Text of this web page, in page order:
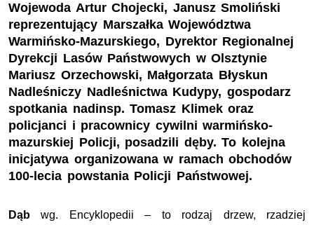
Wojewoda Artur Chojecki, Janusz Smoliński
reprezentujący Marszałka Województwa
Warmińsko-Mazurskiego, Dyrektor Regionalnej
Dyrekcji Lasów Państwowych w Olsztynie
Mariusz Orzechowski, Małgorzata Błyskun
Nadleśniczy Nadleśnictwa Kudypy, gospodarz
spotkania nadinsp. Tomasz Klimek oraz
policjanci i pracownicy cywilni warmińsko-
mazurskiej Policji, posadzili dęby. To kolejna
inicjatywa organizowana w ramach obchodów
100-lecia powstania Policji Państwowej.
Dąb wg. Encyklopedii – to rodzaj drzew, rzadziej